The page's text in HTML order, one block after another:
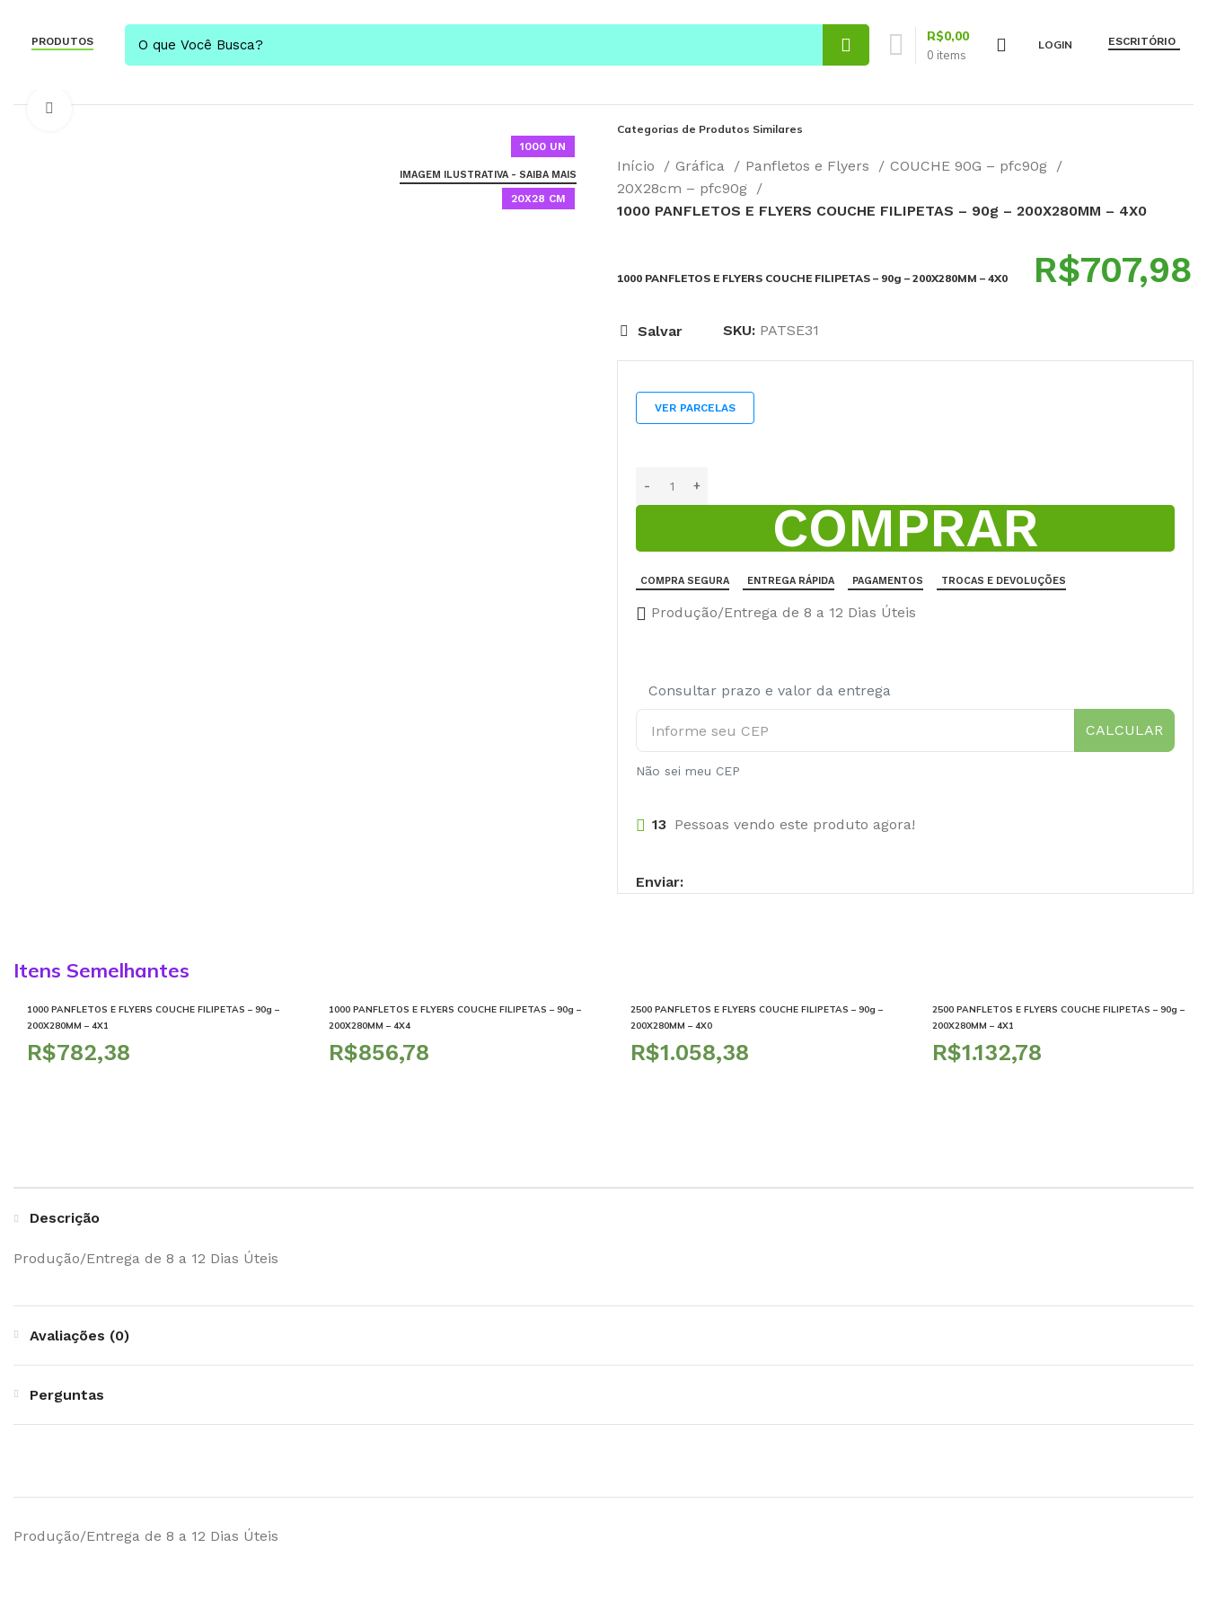
PRODUTOS
0 items
R$0,00
LOGIN ESCRITÓRIO
1000 UN
20X28 CM
Click to enlarge
IMAGEM ILUSTRATIVA - SAIBA MAIS
Categorias de Produtos Similares
Início Gráfica Panfletos e Flyers
COUCHE 90G – pfc90g
20X28cm – pfc90g
1000 PANFLETOS E FLYERS COUCHE FILIPETAS – 90g – 200X280MM – 4X0
1000 PANFLETOS E FLYERS COUCHE FILIPETAS – 90g – 200X280MM – 4X0 R$
Salvar SKU: PATSE31
VER PARCELAS
COMPRAR
COMPRA SEGURA ENTREGA RÁPIDA PAGAMENTOS TROCAS E DEVOLUÇÕES
Produção/Entrega de 8 a 12 Dias Úteis
Consultar prazo e valor da entrega
CALCULAR
Não sei meu CEP
13 Pessoas vendo este produto agora!
Enviar:
Itens Semelhantes
1000 PANFLETOS E FLYERS COUCHE FILIPETAS – 90g –
200X280MM – 4X1
R$
1000 PANFLETOS E FLYERS COUCHE FILIPETAS – 90g –
200X280MM – 4X4
R$
2500 PANFLETOS E FLYERS COUCHE FILIPETAS – 90g –
200X280MM – 4X0
R$
2500 PANFLETOS E FLYERS COUCHE FILIPETAS – 90g –
200X280MM – 4X1
R$
Descrição
Produção/Entrega de 8 a 12 Dias Úteis
Avaliações (0)
Perguntas
Produção/Entrega de 8 a 12 Dias Úteis